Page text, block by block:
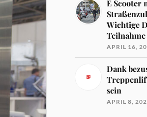
E Scooter
Wichtige
APRIL 16,
Dank
sein
APRIL 8,